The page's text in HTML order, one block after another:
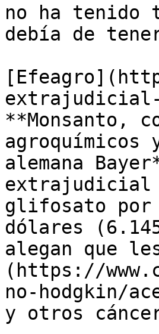
no ha tenido
debía de
**Monsanto,
alemana
extrajudicial
glifosato por
dólares
alegan que
(https://
no-hodgkin/
y otros